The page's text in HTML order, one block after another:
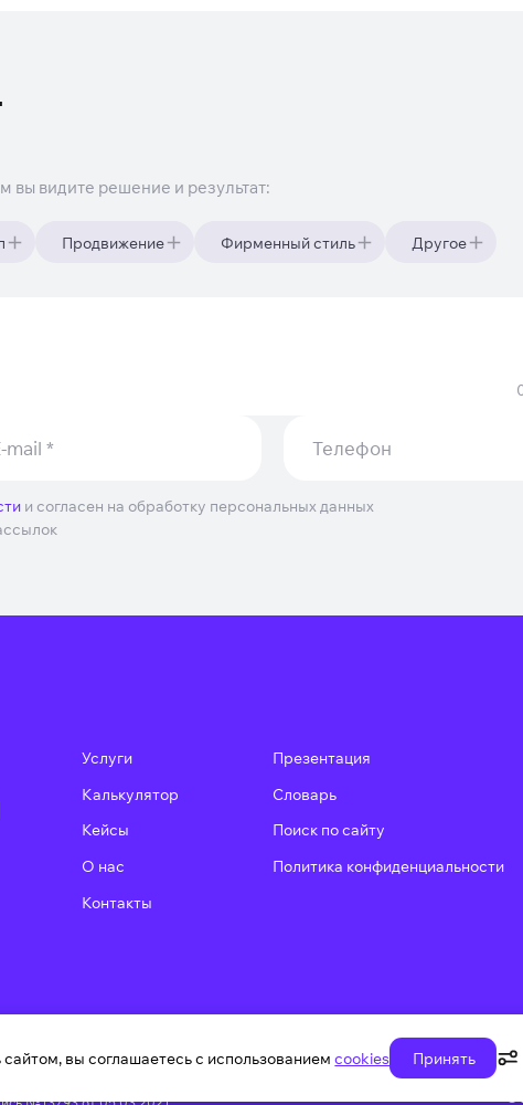
вы видите решение и результат:
Продвижение Фирменный стиль Другое
и согласен на обработку персональных данных
Услуги
Калькулятор
Кейсы
О нас
Контакты
Презентация
Словарь
Поиск по сайту
Политика конфиденциальности
сайтом, вы соглашаетесь с использованием cookies Принять